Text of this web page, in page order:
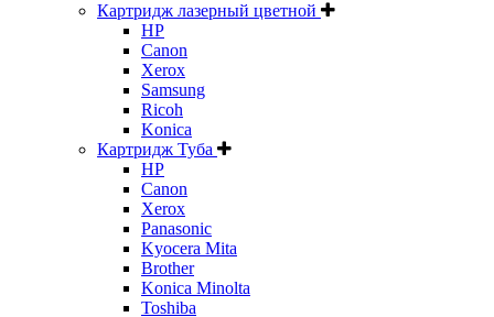
Картридж лазерный цветной
HP
Canon
Xerox
Samsung
Ricoh
Konica
Картридж Туба
HP
Canon
Xerox
Panasonic
Kyocera Mita
Brother
Konica Minolta
Toshiba